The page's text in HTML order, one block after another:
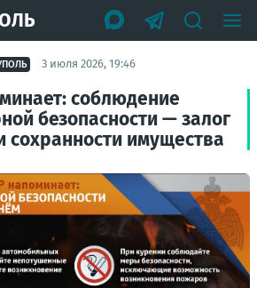
3 июля 2026, 19:46
соблюдение
безопасности — залог
сохранности имущества